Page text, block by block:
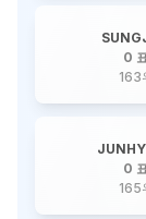
0
163
0
165